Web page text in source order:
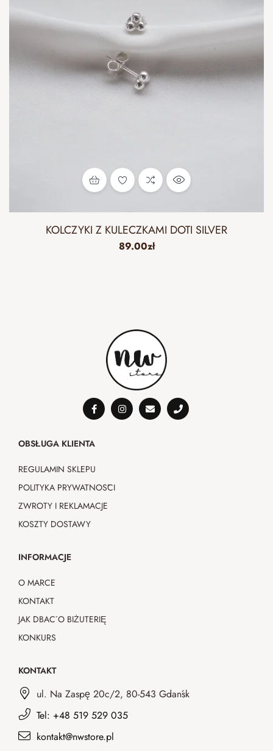
KOLCZYKI Z KULECZKAMI DOTI SILVER
89.00zł
OBSŁUGA KLIENTA
REGULAMIN SKLEPU
POLITYKA PRYWATNOŚCI
ZWROTY I REKLAMACJE
KOSZTY DOSTAWY
INFORMACJE
O MARCE
KONTAKT
JAK DBAĆ O BIŻUTERIĘ
KONKURS
KONTAKT
ul. Na Zaspę 20c/2, 80-543 Gdańsk
Tel: +48 519 529 035
kontakt@nwstore.pl